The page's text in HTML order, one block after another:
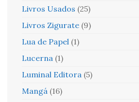
Livros Usados (25)
Livros Zigurate (9)
Lua de Papel (1)
Lucerna (1)
Luminal Editora (5)
Mangá (16)